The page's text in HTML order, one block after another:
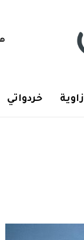
زاوية خردواتي